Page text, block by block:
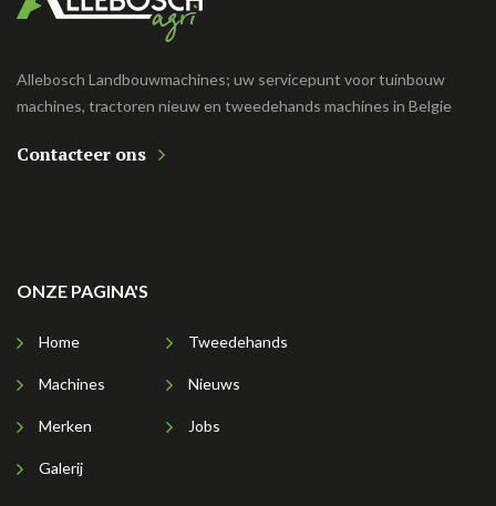
Allebosch Landbouwmachines; uw servicepunt voor tuinbouw
machines, tractoren nieuw en tweedehands machines in Belgie
Contacteer ons
ONZE PAGINA'S
Home
Machines
Merken
Galerij
Tweedehands
Nieuws
Jobs